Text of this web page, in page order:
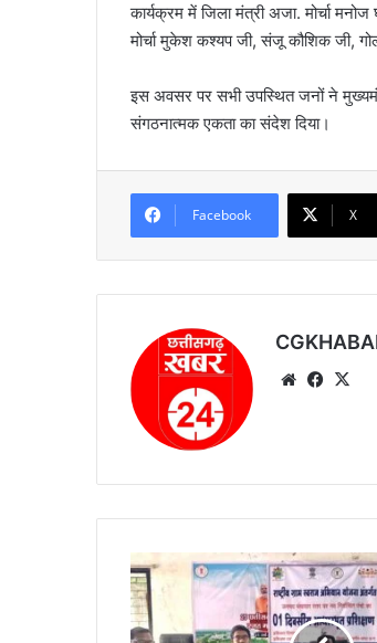
कार्यक्रम में जिला मंत्री अजा. मोर्चा
मोर्चा मुकेश कश्यप जी, संजू कौशिक जी,
इस अवसर पर सभी उपस्थित जनों ने
संगठनात्मक एकता का संदेश दिया।
Facebook X
We Fa
जि
ला
पं
चा